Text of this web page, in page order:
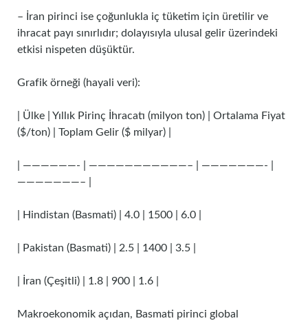
– İran pirinci ise çoğunlukla iç tüketim için üretilir ve
ihracat payı sınırlıdır; dolayısıyla ulusal gelir üzerindeki
etkisi nispeten düşüktür.
Grafik örneği (hayali veri):
| Ülke | Yıllık Pirinç İhracatı (milyon ton) | Ortalama Fiyat
($/ton) | Toplam Gelir ($ milyar) |
| ——————- | ———————————– | ———————- |
———————– |
| Hindistan (Basmati) | 4.0 | 1500 | 6.0 |
| Pakistan (Basmati) | 2.5 | 1400 | 3.5 |
| İran (Çeşitli) | 1.8 | 900 | 1.6 |
Makroekonomik açıdan, Basmati pirinci global